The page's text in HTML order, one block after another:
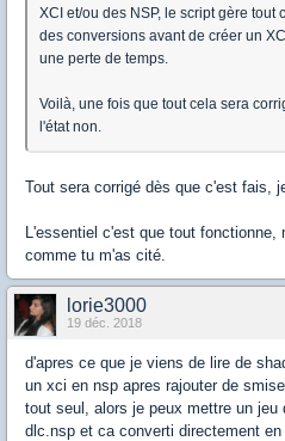
XCI et/ou des NSP, le script gère
des conversions avant de créer un
une perte de temps.
Voilà, une fois que tout cela sera
l'état non.
Tout sera corrigé dès que c'est fais,
L'essentiel c'est que tout
comme tu m'as cité.
lorie3000
19 déc. 2018
d'apres ce que je viens de lire de
un xci en nsp apres rajouter de
tout seul, alors je peux mettre un
dlc.nsp et ca converti directement